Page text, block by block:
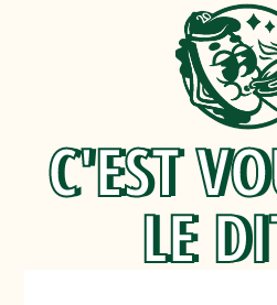
C'EST
LE